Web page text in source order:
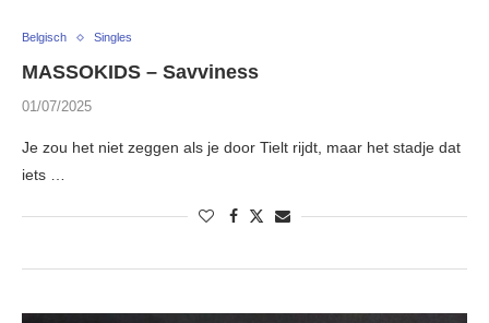
Belgisch Singles
MASSOKIDS – Savviness
01/07/2025
Je zou het niet zeggen als je door Tielt rijdt, maar het stadje dat
iets …